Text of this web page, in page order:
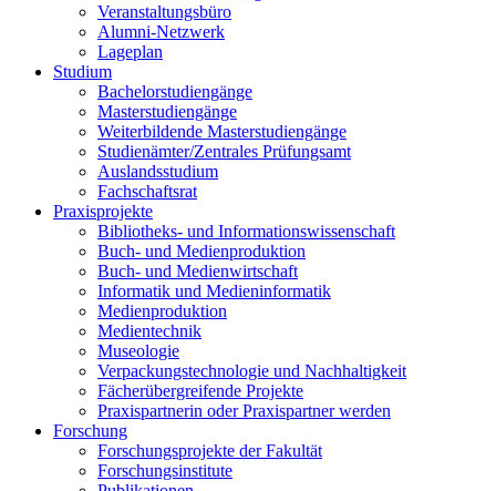
Veranstaltungsbüro
Alumni-Netzwerk
Lageplan
Studium
Bachelorstudiengänge
Masterstudiengänge
Weiterbildende Masterstudiengänge
Studienämter/Zentrales Prüfungsamt
Auslandsstudium
Fachschaftsrat
Praxisprojekte
Bibliotheks- und Informationswissenschaft
Buch- und Medienproduktion
Buch- und Medienwirtschaft
Informatik und Medieninformatik
Medienproduktion
Medientechnik
Museologie
Verpackungstechnologie und Nachhaltigkeit
Fächerübergreifende Projekte
Praxispartnerin oder Praxispartner werden
Forschung
Forschungsprojekte der Fakultät
Forschungsinstitute